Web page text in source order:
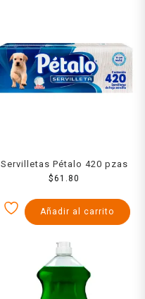
Servilletas Pétalo 420 pzas
$61.80
Añadir al carrito